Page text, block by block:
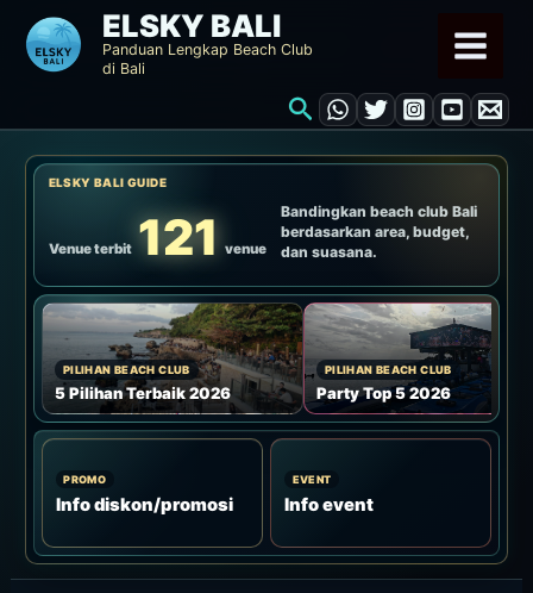
Lewati
konten
ELSKY BALI
Panduan Lengkap Beach Club
di Bali
Cari
ELSKY BALI GUIDE
Venue terbit 121 venue
Bandingkan beach club Bali
berdasarkan area, budget,
dan suasana.
PILIHAN BEACH CLUB
5 Pilihan Terbaik 2026
PILIHAN BEACH CLUB
Party Top 5 2026
PROMO
Info diskon/promosi
EVENT
Info event